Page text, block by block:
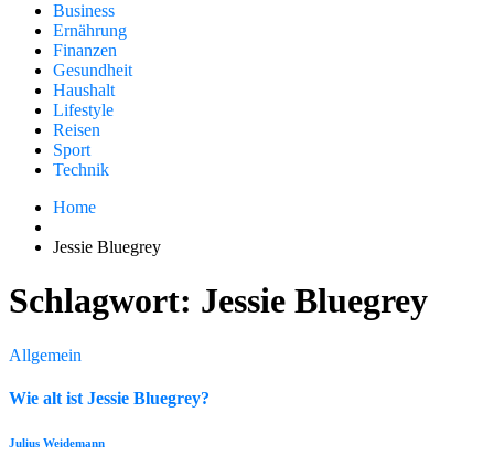
Business
Ernährung
Finanzen
Gesundheit
Haushalt
Lifestyle
Reisen
Sport
Technik
Home
Jessie Bluegrey
Schlagwort: Jessie Bluegrey
Allgemein
Wie alt ist Jessie Bluegrey?
Julius Weidemann